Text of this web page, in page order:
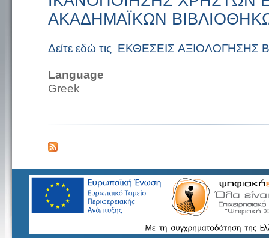
ΑΚΑΔΗΜΑΪΚΩΝ
Δείτε εδώ τις ΕΚΘΕΣΕΙΣ ΑΞΙΟΛΟΓΗΣΗΣ
Language
Greek